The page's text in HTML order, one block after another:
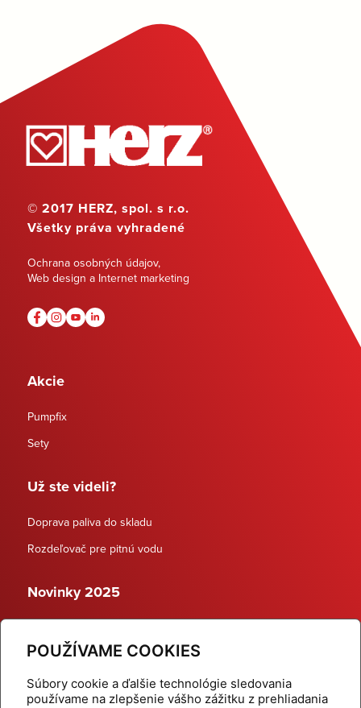
POUŽÍVAME COOKIES
Súbory cookie a ďalšie technológie sledovania
používame na zlepšenie vášho zážitku z prehliadania
© 2017 HERZ, spol. s r.o.
Všetky práva vyhradené
Ochrana osobných údajov,
Web design a Internet marketing
Akcie
Pumpfix
Sety
Už ste videli?
Doprava paliva do skladu
Rozdeľovač pre pitnú vodu
Novinky 2025
Dynamické termostatické ventily